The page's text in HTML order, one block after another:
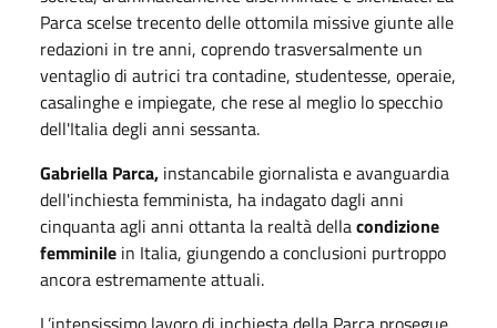
Parca scelse trecento delle ottomila missive giunte alle
redazioni in tre anni, coprendo trasversalmente un
ventaglio di autrici tra contadine, studentesse, operaie,
casalinghe e impiegate, che rese al meglio lo specchio
dell'Italia degli anni sessanta.
Gabriella Parca, instancabile giornalista e avanguardia
dell'inchiesta femminista, ha indagato dagli anni
cinquanta agli anni ottanta la realtà dellacondizione
femminile in Italia, giungendo a conclusioni purtroppo
ancora estremamente attuali.